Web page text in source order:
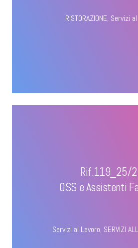
RISTORAZIONE, Servizi
Rif.119_25/
OSS e Assistenti
Servizi al Lavoro, SERVIZI